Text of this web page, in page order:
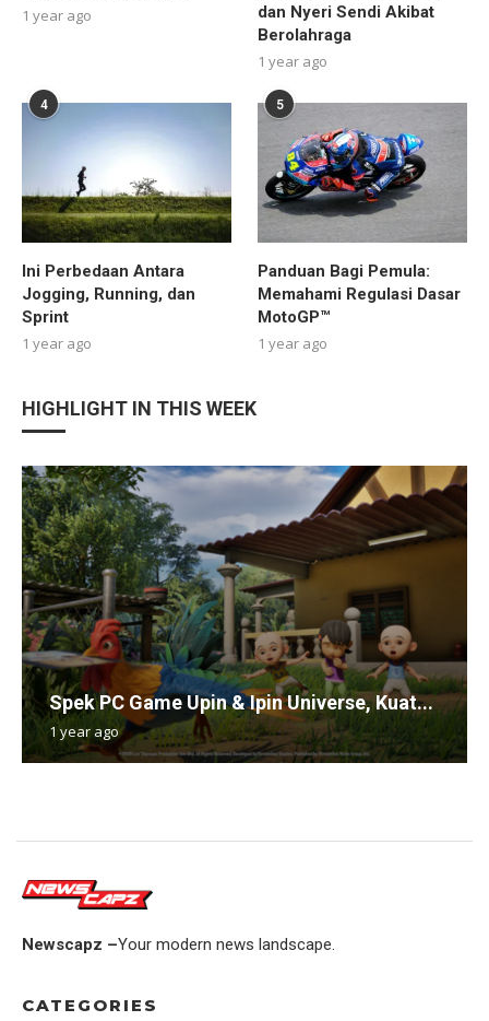
1 year ago
dan Nyeri Sendi Akibat
Berolahraga
1 year ago
4
Ini Perbedaan Antara
Jogging, Running, dan
Sprint
1 year ago
5
Panduan Bagi Pemula:
Memahami Regulasi Dasar
MotoGP™
1 year ago
HIGHLIGHT IN THIS WEEK
Spek PC Game Upin & Ipin Universe, Kuat...
1 year ago
Newscapz –Your modern news landscape.
CATEGORIES